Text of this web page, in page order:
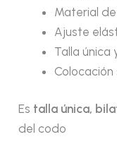
Material
Ajuste
Talla única
Colocación
Es talla única,
del codo